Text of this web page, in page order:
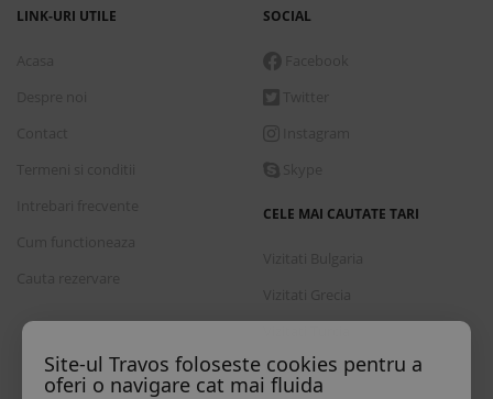
LINK-URI UTILE SOCIAL
CELE MAI CAUTATE TARI
Vizitati Italia
Site-ul Travos foloseste cookies pentru a
oferi o navigare cat mai fluida